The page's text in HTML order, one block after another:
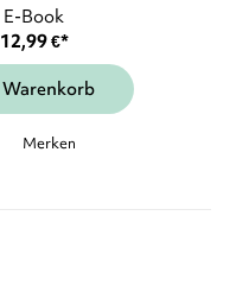
E-Book
12,99€*
Merken